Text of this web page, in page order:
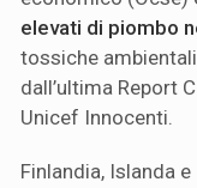
elevati di piombo
tossiche
dall’ultima Report
Unicef Innocenti.
Finlandia, Islanda